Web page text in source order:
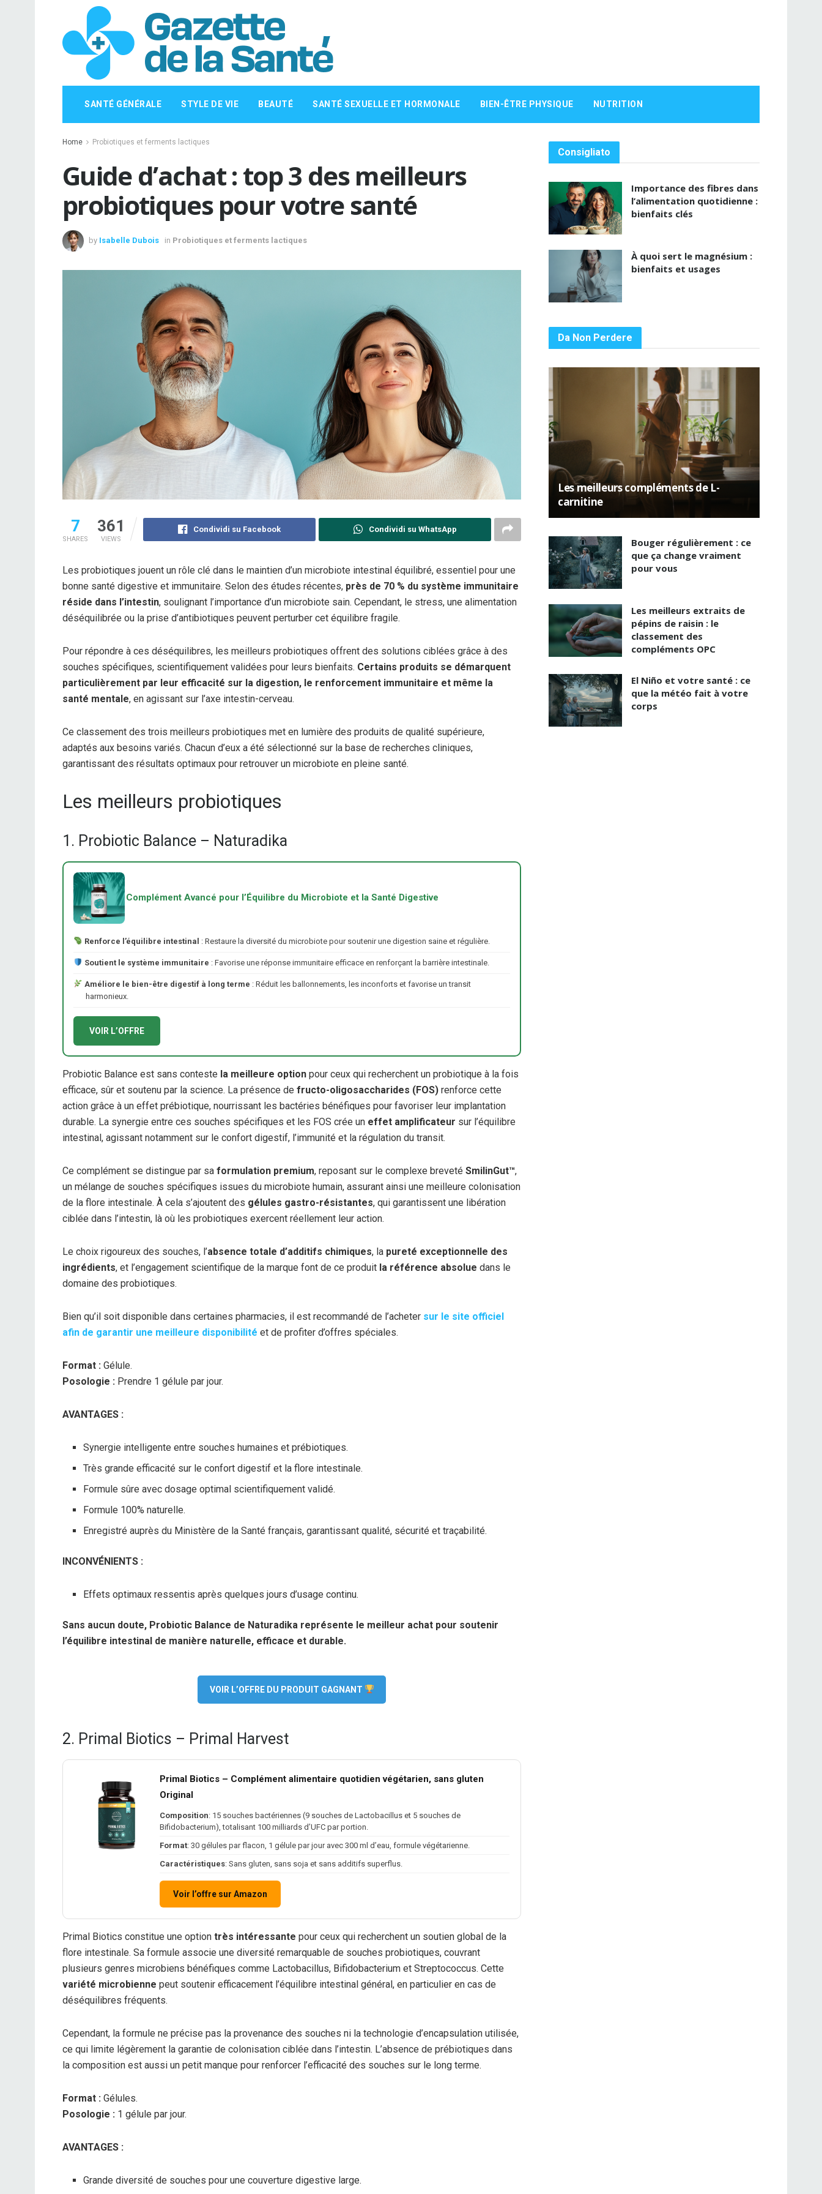
SANTÉ GÉNÉRALE STYLE DE VIE BEAUTÉ SANTÉ SEXUELLE ET HORMONALE BIEN-ÊTRE PHYSIQUE NUTRITION
Home Probiotiques et ferments lactiques
Guide d’achat : top 3 des meilleurs
probiotiques pour votre santé
by Isabelle Dubois in Probiotiques et ferments lactiques
7
SHARES
361
VIEWS
Condividi su Facebook Condividi su WhatsApp
Les probiotiques jouent un rôle clé dans le maintien d’un microbiote intestinal équilibré, essentiel pour une
bonne santé digestive et immunitaire. Selon des études récentes, près de 70 % du système immunitaire
réside dans l’intestin, soulignant l’importance d’un microbiote sain. Cependant, le stress, une alimentation
déséquilibrée ou la prise d’antibiotiques peuvent perturber cet équilibre fragile.
Pour répondre à ces déséquilibres, les meilleurs probiotiques offrent des solutions ciblées grâce à des
souches spécifiques, scientifiquement validées pour leurs bienfaits. Certains produits se démarquent
particulièrement par leur efficacité sur la digestion, le renforcement immunitaire et même la
santé mentale, en agissant sur l’axe intestin-cerveau.
Ce classement des trois meilleurs probiotiques met en lumière des produits de qualité supérieure,
adaptés aux besoins variés. Chacun d’eux a été sélectionné sur la base de recherches cliniques,
garantissant des résultats optimaux pour retrouver un microbiote en pleine santé.
Les meilleurs probiotiques
1. Probiotic Balance – Naturadika
Complément Avancé pour l’Équilibre du Microbiote et la Santé Digestive
Renforce l’équilibre intestinal : Restaure la diversité du microbiote pour soutenir une digestion saine et régulière.
Soutient le système immunitaire : Favorise une réponse immunitaire efficace en renforçant la barrière intestinale.
Améliore le bien-être digestif à long terme : Réduit les ballonnements, les inconforts et favorise un transit
harmonieux.
VOIR L’OFFRE
Probiotic Balance est sans conteste la meilleure option pour ceux qui recherchent un probiotique à la fois
efficace, sûr et soutenu par la science. La présence de fructo-oligosaccharides (FOS) renforce cette
action grâce à un effet prébiotique, nourrissant les bactéries bénéfiques pour favoriser leur implantation
durable. La synergie entre ces souches spécifiques et les FOS crée un effet amplificateur sur l’équilibre
intestinal, agissant notamment sur le confort digestif, l’immunité et la régulation du transit.
Ce complément se distingue par sa formulation premium, reposant sur le complexe breveté SmilinGut™,
un mélange de souches spécifiques issues du microbiote humain, assurant ainsi une meilleure colonisation
de la flore intestinale. À cela s’ajoutent des gélules gastro-résistantes, qui garantissent une libération
ciblée dans l’intestin, là où les probiotiques exercent réellement leur action.
Le choix rigoureux des souches, l’absence totale d’additifs chimiques, la pureté exceptionnelle des
ingrédients, et l’engagement scientifique de la marque font de ce produit la référence absolue dans le
domaine des probiotiques.
Bien qu’il soit disponible dans certaines pharmacies, il est recommandé de l’acheter sur le site officiel
afin de garantir une meilleure disponibilité et de profiter d’offres spéciales.
Format : Gélule.
Posologie : Prendre 1 gélule par jour.
AVANTAGES :
Synergie intelligente entre souches humaines et prébiotiques.
Très grande efficacité sur le confort digestif et la flore intestinale.
Formule sûre avec dosage optimal scientifiquement validé.
Formule 100% naturelle.
Enregistré auprès du Ministère de la Santé français, garantissant qualité, sécurité et traçabilité.
INCONVÉNIENTS :
Effets optimaux ressentis après quelques jours d’usage continu.
Sans aucun doute, Probiotic Balance de Naturadika représente le meilleur achat pour soutenir
l’équilibre intestinal de manière naturelle, efficace et durable.
VOIR L’OFFRE DU PRODUIT GAGNANT
2. Primal Biotics – Primal Harvest
Primal Biotics – Complément alimentaire quotidien végétarien, sans gluten
Original
Composition: 15 souches bactériennes (9 souches de Lactobacillus et 5 souches de
Bifidobacterium), totalisant 100 milliards d’UFC par portion.
Format: 30 gélules par flacon, 1 gélule par jour avec 300 ml d’eau, formule végétarienne.
Caractéristiques: Sans gluten, sans soja et sans additifs superflus.
Voir l’offre sur Amazon
Primal Biotics constitue une option très intéressante pour ceux qui recherchent un soutien global de la
flore intestinale. Sa formule associe une diversité remarquable de souches probiotiques, couvrant
plusieurs genres microbiens bénéfiques comme Lactobacillus, Bifidobacterium et Streptococcus. Cette
variété microbienne peut soutenir efficacement l’équilibre intestinal général, en particulier en cas de
déséquilibres fréquents.
Cependant, la formule ne précise pas la provenance des souches ni la technologie d’encapsulation utilisée,
ce qui limite légèrement la garantie de colonisation ciblée dans l’intestin. L’absence de prébiotiques dans
la composition est aussi un petit manque pour renforcer l’efficacité des souches sur le long terme.
Format : Gélules.
Posologie : 1 gélule par jour.
AVANTAGES :
Grande diversité de souches pour une couverture digestive large.
Consigliato
Importance des fibres dans
l’alimentation quotidienne :
bienfaits clés
À quoi sert le magnésium :
bienfaits et usages
Da Non Perdere
Les meilleurs compléments de L-
carnitine
Bouger régulièrement : ce
que ça change vraiment
pour vous
Les meilleurs extraits de
pépins de raisin : le
classement des
compléments OPC
El Niño et votre santé : ce
que la météo fait à votre
corps